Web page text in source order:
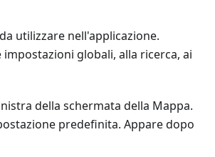
utilizzare nell'applicazione.
globali, alla ricerca, ai
della schermata della Mappa.
predefinita. Appare dopo